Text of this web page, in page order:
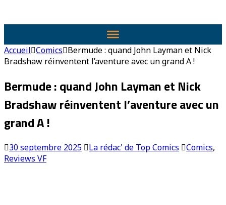
Accueil Comics Bermude : quand John Layman et Nick
Bradshaw réinventent l’aventure avec un grand A !
Bermude : quand John Layman et Nick
Bradshaw réinventent l’aventure avec un
grand A !
30 septembre 2025 La rédac' de Top Comics Comics,
Reviews VF